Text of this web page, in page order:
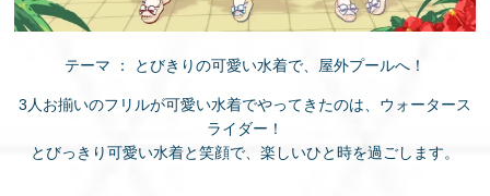
テーマ ： とびきりの可愛い水着で、屋外プールへ！
3人お揃いのフリルが可愛い水着でやってきたのは、ウォータース
ライダー！
とびっきり可愛い水着と笑顔で、楽しいひと時を過ごします。